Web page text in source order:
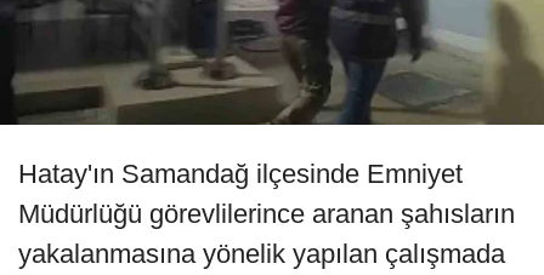
Hatay'ın Samandağ ilçesinde Emniyet
Müdürlüğü görevlilerince aranan şahısların
yakalanmasına yönelik yapılan çalışmada